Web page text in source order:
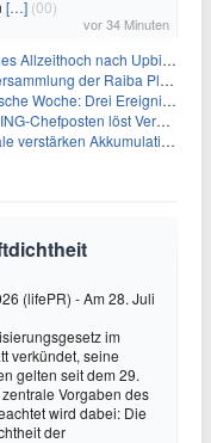
[…] (00)
vor 34 Minuten
nach Upbit-Listing
Plankstetten mit brisanter Agenda
die Bitcoin beeinflussen könnten
löst Verwirrung aus
CryptoQuant das Ende des Bärenmarktes sieht
(lifePR) - Am 28. Juli
im
verkündet, seine
gelten seit dem 29.
Vorgaben des
wird dabei: Die
der